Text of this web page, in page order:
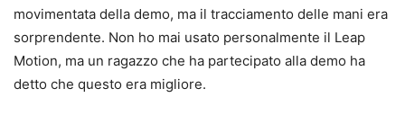
movimentata della demo, ma il tracciamento delle mani era
sorprendente. Non ho mai usato personalmente il Leap
Motion, ma un ragazzo che ha partecipato alla demo ha
detto che questo era migliore.